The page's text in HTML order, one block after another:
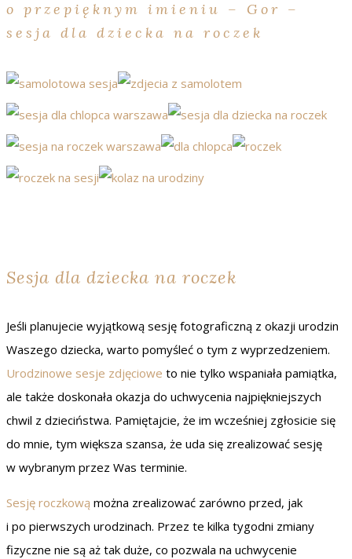
o przepięknym imieniu – Gor –
sesja dla dziecka na roczek
Sesja dla dziecka na roczek
Jeśli planujecie wyjątkową sesję fotograficzną z okazji urodzin
Waszego dziecka, warto pomyśleć o tym z wyprzedzeniem.
Urodzinowe sesje zdjęciowe to nie tylko wspaniała pamiątka,
ale także doskonała okazja do uchwycenia najpiękniejszych
chwil z dzieciństwa. Pamiętajcie, że im wcześniej zgłosicie się
do mnie, tym większa szansa, że uda się zrealizować sesję
w wybranym przez Was terminie.
Sesję roczkową można zrealizować zarówno przed, jak
i po pierwszych urodzinach. Przez te kilka tygodni zmiany
fizyczne nie są aż tak duże, co pozwala na uchwycenie